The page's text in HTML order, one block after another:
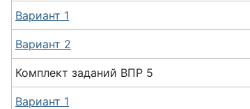
Вариант 1
Вариант 2
Комплект заданий ВПР 5
Вариант 1